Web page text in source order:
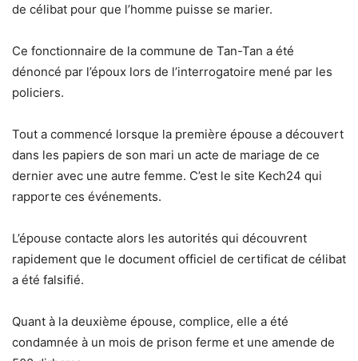
de célibat pour que l’homme puisse se marier.
Ce fonctionnaire de la commune de Tan-Tan a été
dénoncé par l’époux lors de l’interrogatoire mené par les
policiers.
Tout a commencé lorsque la première épouse a découvert
dans les papiers de son mari un acte de mariage de ce
dernier avec une autre femme. C’est le site Kech24 qui
rapporte ces événements.
L’épouse contacte alors les autorités qui découvrent
rapidement que le document officiel de certificat de célibat
a été falsifié.
Quant à la deuxième épouse, complice, elle a été
condamnée à un mois de prison ferme et une amende de